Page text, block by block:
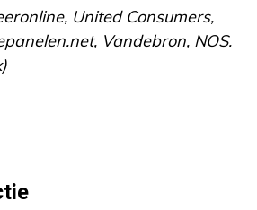
United Consumers,
Vandebron, NOS.